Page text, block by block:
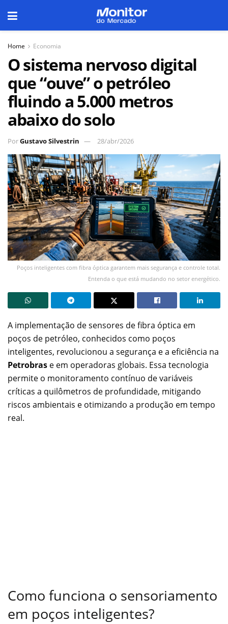
Home Economia
O sistema nervoso digital
que “ouve” o petróleo
fluindo a 5.000 metros
abaixo do solo
PorGustavo Silvestrin 28/abr/2026
Poços inteligentes com fibra óptica garantem mais segurança e controle total.
Entenda o que está mudando no setor energético.
A implementação de sensores de fibra óptica em
poços de petróleo, conhecidos como poços
inteligentes, revolucionou a segurança e a eficiência na
Petrobras e em operadoras globais. Essa tecnologia
permite o monitoramento contínuo de variáveis
críticas a quilômetros de profundidade, mitigando
riscos ambientais e otimizando a produção em tempo
real.
Como funciona o sensoriamento
em poços inteligentes?